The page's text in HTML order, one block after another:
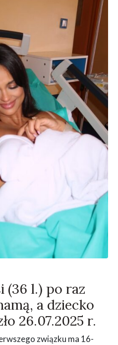
(36 l.) po raz
a dziecko
26.07.2025 r.
związku ma 16-